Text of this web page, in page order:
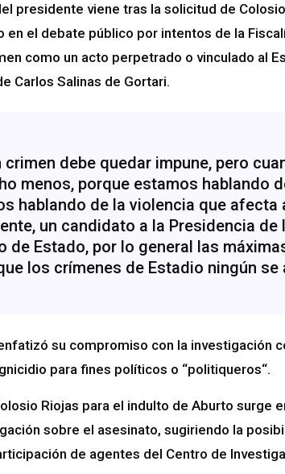
presidente viene tras la solicitud de
en el debate público por intentos de la
como un acto perpetrado o vinculado al
Carlos Salinas de Gortari.
crimen debe quedar impune, pero
menos, porque estamos hablando
hablando de la violencia que afecta
un candidato a la Presidencia de
de Estado, por lo general las
los crímenes de Estadio ningún se
su compromiso con la investigación
para fines políticos o “politiqueros“.
Riojas para el indulto de Aburto surge
sobre el asesinato, sugiriendo la
de agentes del Centro de